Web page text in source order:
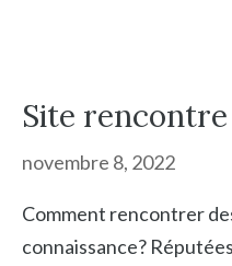
Site
novembre 8, 2022
Comment rencontrer
connaissance?